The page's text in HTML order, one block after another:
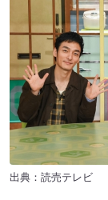
出典：読売テレビ